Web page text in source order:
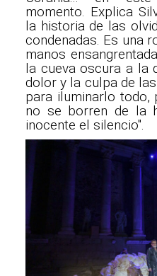
momento. Explica
la historia de las
condenadas. Es una
manos
la cueva oscura a la
dolor y la culpa de
para iluminarlo todo,
no se borren de la
inocente el silencio".